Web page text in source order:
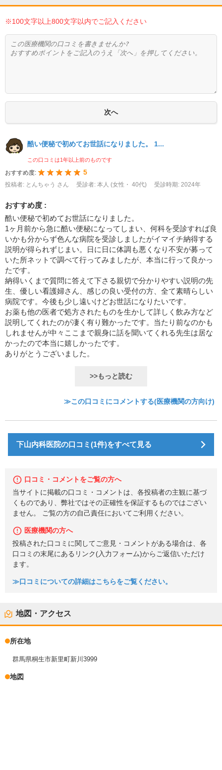
※100文字以上800文字以内でご記入ください
酷い便秘で初めてお世話になりました。 1...
この口コミは1年以上前のものです
おすすめ度: 5
投稿者: とんちゃう さん 受診者: 本人 (女性・ 40代) 受診時期: 2024年
おすすめ度 :
酷い便秘で初めてお世話になりました。
1ヶ月前から急に酷い便秘になってしまい、何科を受診すれば良
いかも分からず色んな病院を受診しましたがイマイチ納得する
説明が得られずじまい。日に日に体調も悪くなり不安が募って
いた所ネットで調べて行ってみましたが、本当に行って良かっ
たです。
納得いくまで質問に答えて下さる親切で分かりやすい説明の先
生、優しい看護婦さん、感じの良い受付の方、全て素晴らしい
病院です。今後も少し遠いけどお世話になりたいです。
お薬も他の医者で処方されたものを生かして詳しく飲み方など
説明してくれたのが凄く有り難かったです。当たり前なのかも
しれませんが中々ここまで親身に話を聞いてくれる先生は居な
かったので本当に嬉しかったです。
ありがとうございました。
>>もっと読む
≫この口コミにコメントする(医療機関の方向け)
下山内科医院の口コミ(1件)をすべて見る
口コミ・コメントをご覧の方へ
当サイトに掲載の口コミ・コメントは、各投稿者の主観に基づ
くものであり、弊社ではその正確性を保証するものではござい
ません。 ご覧の方の自己責任においてご利用ください。
医療機関の方へ
投稿された口コミに関してご意見・コメントがある場合は、各
口コミの末尾にあるリンク(入力フォーム)からご返信いただけ
ます。
≫口コミについての詳細はこちらをご覧ください。
地図・アクセス
所在地
群馬県桐生市新里町新川3999
地図